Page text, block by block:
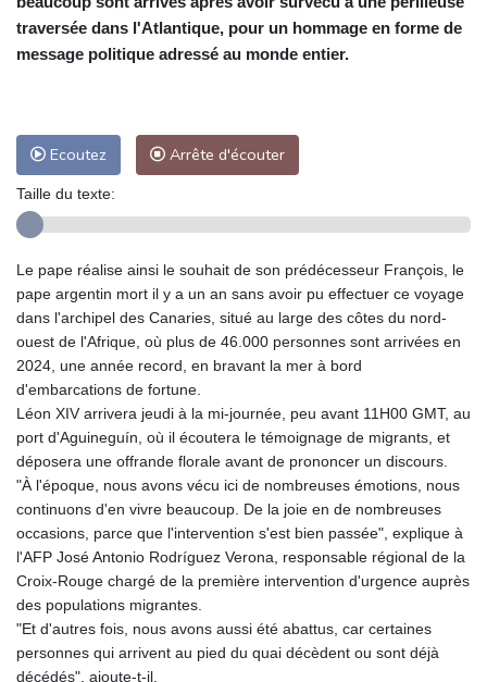
traversée dans l'Atlantique, pour un hommage en forme de
message politique adressé au monde entier.
Ecoutez Arrête d'écouter
Taille du texte:
Le pape réalise ainsi le souhait de son prédécesseur François, le
pape argentin mort il y a un an sans avoir pu effectuer ce voyage
dans l'archipel des Canaries, situé au large des côtes du nord-
ouest de l'Afrique, où plus de 46.000 personnes sont arrivées en
2024, une année record, en bravant la mer à bord
d'embarcations de fortune.
Léon XIV arrivera jeudi à la mi-journée, peu avant 11H00 GMT, au
port d'Aguineguín, où il écoutera le témoignage de migrants, et
déposera une offrande florale avant de prononcer un discours.
"À l'époque, nous avons vécu ici de nombreuses émotions, nous
continuons d'en vivre beaucoup. De la joie en de nombreuses
occasions, parce que l'intervention s'est bien passée", explique à
l'AFP José Antonio Rodríguez Verona, responsable régional de la
Croix-Rouge chargé de la première intervention d'urgence auprès
des populations migrantes.
"Et d'autres fois, nous avons aussi été abattus, car certaines
personnes qui arrivent au pied du quai décèdent ou sont déjà
décédés", ajoute-t-il.